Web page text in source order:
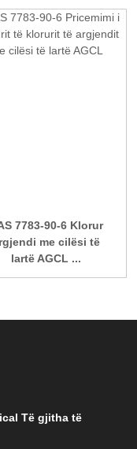
7783-90-6 Klorur
me cilësi të
lartë AGCL ...
Të gjitha të